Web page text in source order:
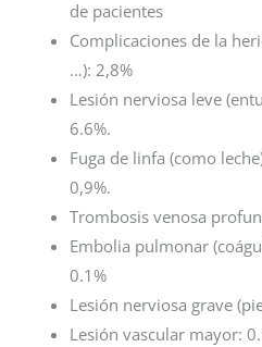
de pacientes
Complicaciones de la
…): 2,8%
Lesión nerviosa leve
6.6%.
Fuga de linfa (como
0,9%.
Trombosis venosa
Embolia pulmonar
0.1%
Lesión nerviosa grave
Lesión vascular mayor: